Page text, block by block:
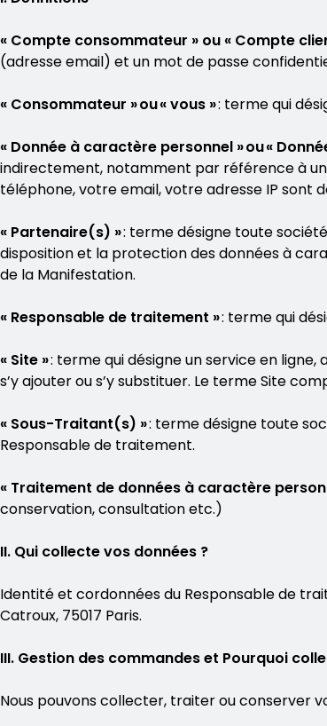
« Compte consommateur » ou « Compte
(adresse email) et un mot de passe
« Consommateur » ou « vous »: terme qui
« Donnée à caractère personnel » ou «
indirectement, notamment par référence à un
téléphone, votre email, votre adresse IP sont
« Partenaire(s) »: terme désigne toute
disposition et la protection des données à
de la Manifestation.
« Responsable de traitement »: terme qui
« Site »: terme qui désigne un service en ligne,
s’y ajouter ou s’y substituer. Le terme Site
« Sous-Traitant(s) »: terme désigne toute
Responsable de traitement.
« Traitement de données à caractère
conservation, consultation etc.)
II. Qui collecte vos données ?
Identité et cordonnées du Responsable de
Catroux, 75017 Paris.
III. Gestion des commandes et Pourquoi
Nous pouvons collecter, traiter ou conserver